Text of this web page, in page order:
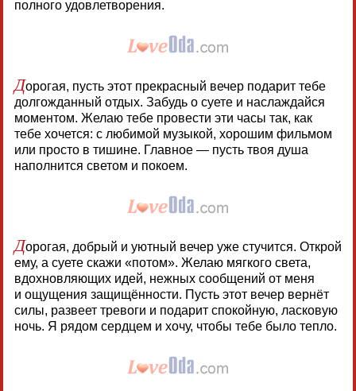
полного удовлетворения.
Дорогая, пусть этот прекрасный вечер подарит тебе
долгожданный отдых. Забудь о суете и наслаждайся
моментом. Желаю тебе провести эти часы так, как
тебе хочется: с любимой музыкой, хорошим фильмом
или просто в тишине. Главное — пусть твоя душа
наполнится светом и покоем.
Дорогая, добрый и уютный вечер уже стучится. Открой
ему, а суете скажи «потом». Желаю мягкого света,
вдохновляющих идей, нежных сообщений от меня
и ощущения защищённости. Пусть этот вечер вернёт
силы, развеет тревоги и подарит спокойную, ласковую
ночь. Я рядом сердцем и хочу, чтобы тебе было тепло.